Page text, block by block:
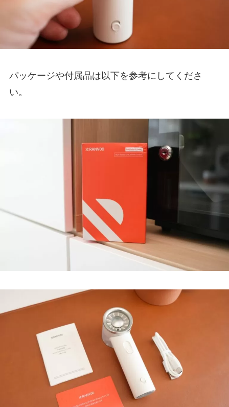
パッケージや付属品は以下を参考にしてくださ
い。